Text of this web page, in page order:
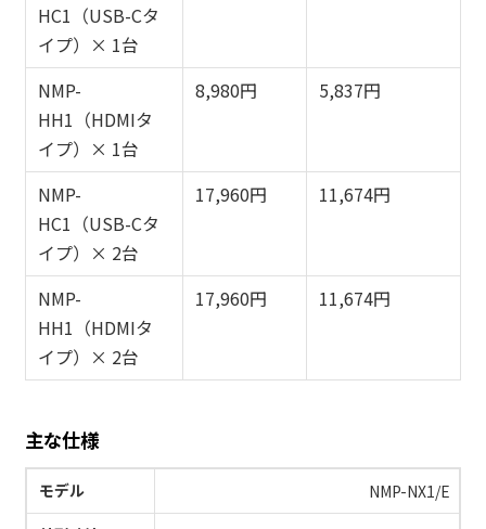
HC1（USB-Cタ
イプ）× 1台
NMP-
HH1（HDMIタ
イプ）× 1台
8,980円 5,837円
NMP-
HC1（USB-Cタ
イプ）× 2台
17,960円 11,674円
NMP-
HH1（HDMIタ
イプ）× 2台
17,960円 11,674円
主な仕様
モデル NMP-NX1/E